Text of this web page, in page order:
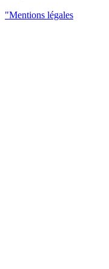
"Mentions légales